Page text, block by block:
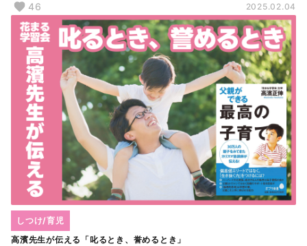
46 2025.02.04
高濱先生が伝える「叱るとき、誉めるとき」
しつけ/育児